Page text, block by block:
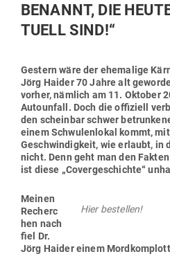
BENANNT, DIE
TUELL SIND!“
Gestern wäre der ehe­malige
Jörg Haider 70 Jahre alt
vorher, nämlich am 11. Oktober
Auto­unfall. Doch die offi­ziell
den scheinbar schwer
einem Schwu­len­lokal kommt,
Geschwin­digkeit, wie erlaubt, in
nicht. Denn geht man den
ist diese „Cover­ge­schichte“
Hier bestellen!
Meinen
Recherc
hen nach
fiel Dr.
Jörg Haider einem